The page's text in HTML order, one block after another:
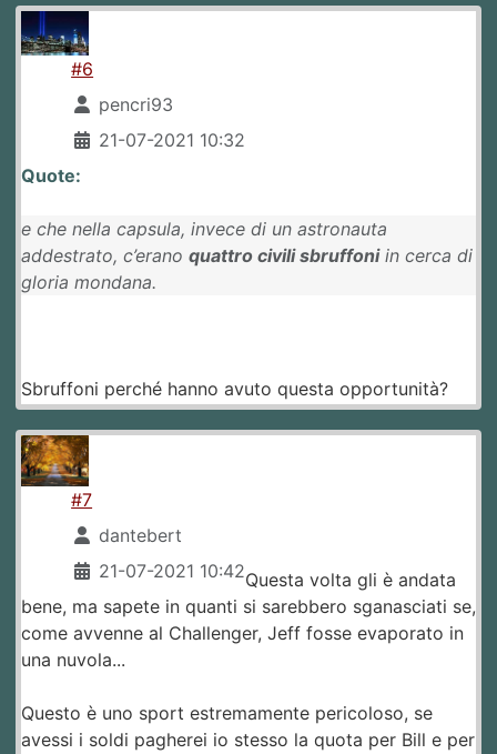
#6
pencri93
21-07-2021 10:32
Quote:
e che nella capsula, invece di un astronauta
addestrato, c’erano quattro civili sbruffoniin cerca di
gloria mondana.
Sbruffoni perché hanno avuto questa opportunità?
#7
dantebert
21-07-2021 10:42Questa volta gli è andata
bene, ma sapete in quanti si sarebbero sganasciati se,
come avvenne al Challenger, Jeff fosse evaporato in
una nuvola...
Questo è uno sport estremamente pericoloso, se
avessi i soldi pagherei io stesso la quota per Bill e per